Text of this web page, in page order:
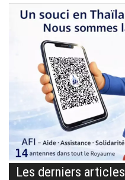
Les derniers articles